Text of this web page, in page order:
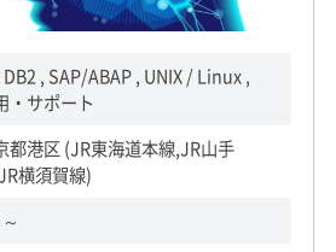
DB2 , SAP/ABAP , UNIX / Linux ,
・サポート
都港区 (JR東海道本線,JR山手
横須賀線)